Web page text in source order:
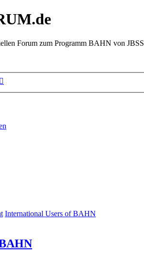
Forum zum Programm BAHN von JBSS
International Users of BAHN